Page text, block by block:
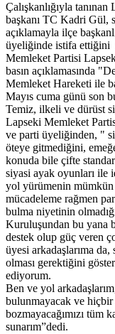
Çalışkanlığıyla
başkanı TC Kadri Gül,
açıklamayla ilçe
üyeliğinde istifa ettiğini
Memleket Partisi
basın açıklamasında
Memleket Hareketi ile
Mayıs cuma günü son
Temiz, ilkeli ve dürüst
Lapseki Memleket
ve parti üyeliğinden, "
öteye gitmediğini,
konuda bile çifte
siyasi ayak oyunları ile
yol yürümenin mümkün
mücadeleme rağmen
bulma niyetinin
Kuruluşundan bu yana
destek olup güç veren
üyesi arkadaşlarıma
olması gerektiğini
ediyorum.
Ben ve yol
bulunmayacak ve
bozmayacağımızı tüm
sunarım”dedi.